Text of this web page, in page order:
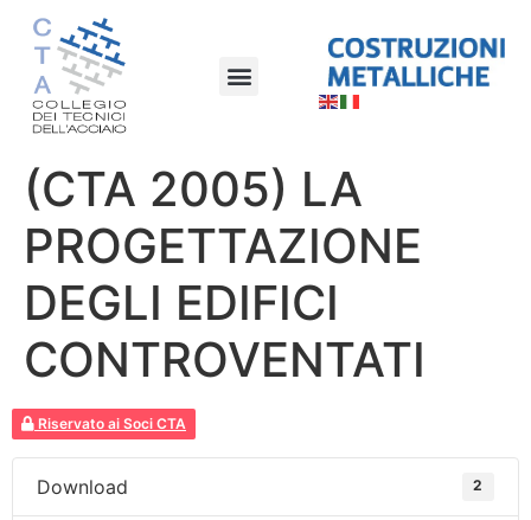
(CTA 2005) LA
PROGETTAZIONE
DEGLI EDIFICI
CONTROVENTATI
Riservato ai Soci CTA
Download 2